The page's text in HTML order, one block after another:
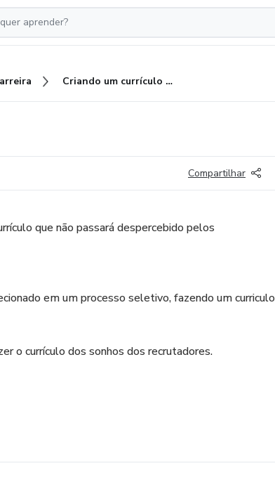
Criando um currículo de sucesso
Compartilhar
que não passará despercebido pelos
em um processo seletivo, fazendo um curriculo
o currículo dos sonhos dos recrutadores.